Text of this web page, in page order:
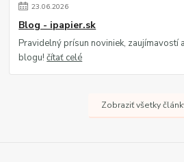
23.06.2026
Blog - ipapier.sk
Pravidelný prísun noviniek, zaujímavostí
blogu!čítať celé
Zobraziť všetky